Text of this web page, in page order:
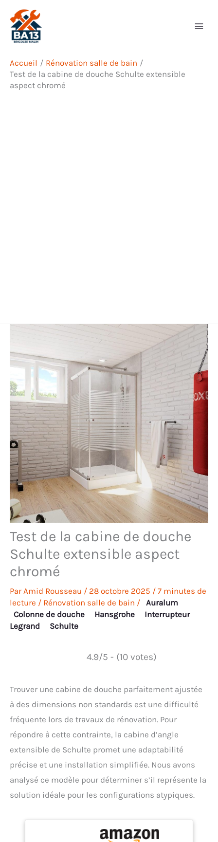
contenu
Accueil
Rénovation salle de bain
Test de la cabine de douche Schulte extensible
aspect chromé
Test de la cabine de douche
Schulte extensible aspect
chromé
ParAmid Rousseau / 28 octobre 2025 / 7 minutes de
lecture / Rénovation salle de bain / Auralum
Colonne de douche
Hansgrohe
Interrupteur
Legrand
Schulte
4.9/5 - (10 votes)
Trouver une cabine de douche parfaitement ajustée
à des dimensions non standards est une difficulté
fréquente lors de travaux de rénovation. Pour
répondre à cette contrainte, la cabine d’angle
extensible de Schulte promet une adaptabilité
précise et une installation simplifiée. Nous avons
analysé ce modèle pour déterminer s’il représente la
solution idéale pour les configurations atypiques.
Rechercher